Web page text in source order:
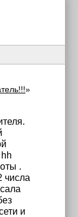
»
.
числа
и